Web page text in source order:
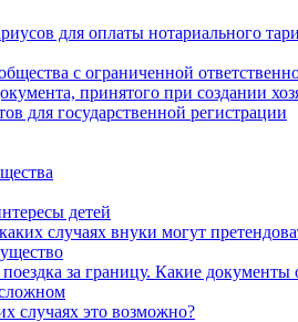
для оплаты нотариального
с ограниченной
принятого при создании
для государственной регистрации
детей
случаях внуки могут
за границу. Какие
случаях это возможно?